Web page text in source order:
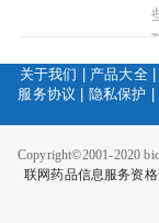
关于我们 产品大全
服务协议
隐私保护 |
Copyright©2001-2020
联网药品信息服务资